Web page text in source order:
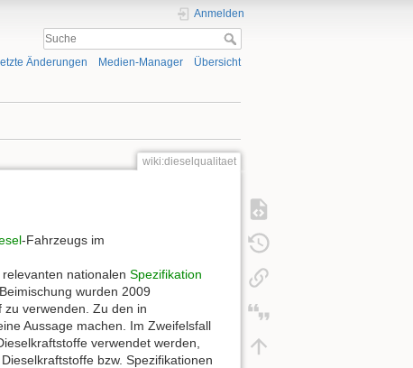
Anmelden
Änderungen Medien-Manager Übersicht
wiki:dieselqualitaet
-Fahrzeugs im
nationalen Spezifikation
wurden 2009
verwenden. Zu den in
Aussage machen. Im Zweifelsfall
verwendet werden,
bzw. Spezifikationen